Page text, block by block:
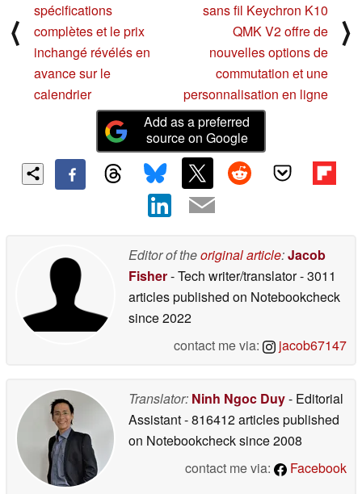
⟨
spécifications
complètes et le prix
inchangé révélés en
avance sur le
calendrier
sans fil Keychron K10
QMK V2 offre de
nouvelles options de
commutation et une
personnalisation en ligne
⟩
Add as a preferred
source on Google
Editor of theoriginal article:Jacob
Fisher- Tech writer/translator- 3011
articles published on Notebookcheck
since 2022
contact me via:
jacob67147
Translator: Ninh Ngoc Duy- Editorial
Assistant- 816412 articles published
on Notebookchecksince 2008
contact me via:
Facebook